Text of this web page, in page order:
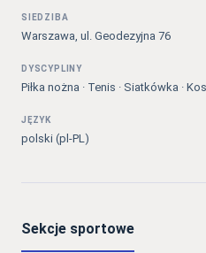
SIEDZIBA
Warszawa, ul. Geodezyjna 76
DYSCYPLINY
Piłka nożna · Tenis · Siatkówka ·
JĘZYK
polski (pl-PL)
Sekcje sportowe